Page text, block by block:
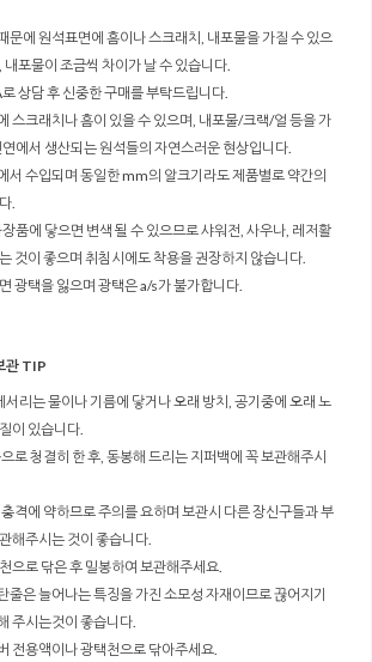
문에 원석표면에 흠이나 스크래치, 내포물을 가질 수 있으
내포물이 조금씩 차이가 날 수 있습니다.
상담 후 신중한 구매를 부탁드립니다.
스크래치나 흠이 있을 수 있으며, 내포물/크랙/얼 등을 가
에서 생산되는 원석들의 자연스러운 현상입니다.
서 수입되며 동일한 mm의 알크기라도 제품별로 약간의
.
품에 닿으면 변색 될 수 있으므로 샤워전, 사우나, 레저활
것이 좋으며 취침시에도 착용을 권장하지 않습니다.
광택을 잃으며 광택은 a/s가 불가합니다.
관 TIP
서리는 물이나 기름에 닿거나 오래 방치, 공기중에 오래 노
이 있습니다.
로 청결히 한 후, 동봉해 드리는 지퍼백에 꼭 보관해주시
격에 약하므로 주의를 요하며 보관시 다른 장신구들과 부
해주시는 것이 좋습니다.
으로 닦은 후 밀봉하여 보관해주세요.
줄은 늘어나는 특징을 가진 소모성 자재이므로 끊어지기
주시는것이 좋습니다.
전용액이나 광택천으로 닦아주세요.